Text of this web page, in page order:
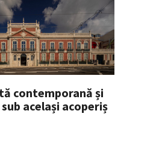
contemporană și
același acoperiș